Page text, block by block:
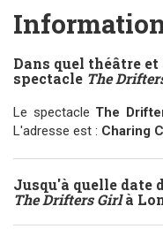
Dans quel théâtre et
spectacle The
Le spectacle The
L'adresse est : Charing
Jusqu'à quelle date
The Drifters Girlà